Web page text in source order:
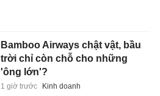
Bamboo Airways chật vật, bầu
trời chỉ còn chỗ cho những
'ông lớn'?
1 giờ trước Kinh doanh